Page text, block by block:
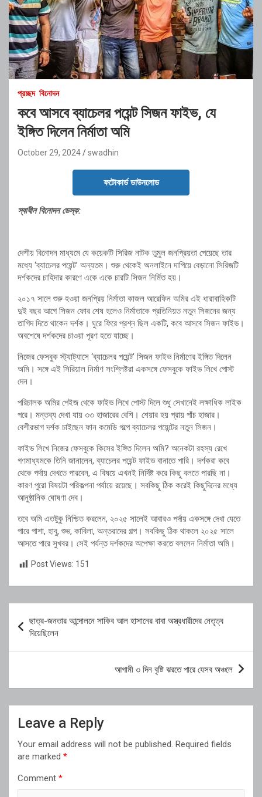
প্রচ্ছদ বিনোদন
কবে আসবে ব্যাচেলর পয়েন্ট সিজন ফাইভ, যে
ইঙ্গিত দিলেন নির্মাতা অমি
October 29, 2024 swadhin
ফটোকার্ড ডাউনলোড
স্বাধীন বিনোদন ডেস্ক:
দেশীয় বিনোদন মাধ্যমে যে কয়েকটি সিরিজ নাটক তুমুল জনপ্রিয়তা পেয়েছে তার
মধ্যে ‘ব্যাচেলর পয়েন্ট’ অন্যতম। শুরু থেকেই অনলাইনে দাপিয়ে বেড়ানো সিরিজটি
দর্শকদের চাহিদার কারণে একে একে চারটি সিজন নির্মিত হয়।
২০১৭ সালে শুরু হওয়া জনপ্রিয় নির্মাতা কাজল আরেফিন অমির এই ধারাবাহিকটি
দুই বছর আগে সিজন ফোর শেষ হলেও নির্মাতাকে প্রতিনিয়ত নতুন সিজনের জন্য
তাগিদ দিতে থাকেন দর্শক। ঘুরে ফিরে প্রশ্ন ছিল একটি, কবে আসবে সিজন ফাইভ।
অবশেষে দর্শকদের চাওয়া পূরণ হতে যাচ্ছে।
নিজের ফেসবুক স্ট্যাট্যাসে ‘ব্যাচেলর পয়েন্ট’ সিজন ফাইভ নির্মাণের ইঙ্গিত দিলেন
অমি। সঙ্গে এই সিরিয়াল নির্মাণ সংশ্লিষ্টরা একসঙ্গে ফেসবুকে ফাইভ লিখে পোস্ট
দেন।
পরিচালক অমির পেইজ থেকে ফাইভ লিখে পোস্ট দিলে শুধু সেখানেই লক্ষাধিক লাইক
পরে। মন্তব্য দেখা যায় ৩৩ হাজারের বেশি। শেয়ার হয় প্রায় পাঁচ হাজার।
বেশীরভাগ দর্শক চাইছেন ফান কমেডি গল্পে ব্যাচেলর পয়েন্টের নতুন সিজন।
ফাইভ লিখে নিজের ফেসবুকে কিসের ইঙ্গিত দিলেন অমি? অনেকটা রহস্য রেখে
গণমাধ্যমকে তিনি জানালেন, ব্যাচেলর পয়েন্ট ফাইভ বানাতে পারি। দর্শকরা কবে
থেকে পর্দায় দেখতে পারবেন, এ বিষয়ে এখনই নির্দিষ্ট করে কিছু বলতে পারছি না।
কারণ পুরো বিষয়টা পরিকল্পনা পর্যায়ে রয়েছে। সবকিছু ঠিক করেই কিছুদিনের মধ্যে
আনুষ্ঠানিক ঘোষণা দেব।
তবে অমি এতটুকু নিশ্চিত করলেন, ২০২৫ সালেই আবারও পর্দায় একসঙ্গে দেখা যেতে
পারে পাশা, হাবু, শুভ, কাবিলা, অন্তরাদের গল্প। সবকিছু ঠিক থাকলে ২০২৫ সালে
আসতে পারে সুখবর। সেই পর্যন্ত দর্শকদের অপেক্ষা করতে বললেন নির্মাতা অমি।
Post Views: 151
navigation
ছাত্র-জনতার আন্দোলনে সাকিব আল হাসানের বাবা অস্ত্রধারীদের নেতৃত্ব
দিয়েছিলেন
আগামী ৩ দিন বৃষ্টি ঝরতে পারে যেসব অঞ্চলে
Leave a Reply
Your email address will not be published. Required fields
are marked *
Comment *